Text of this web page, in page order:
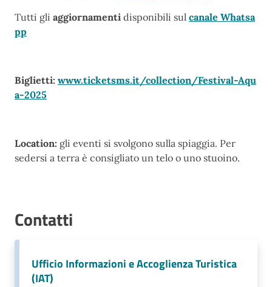
Tutti gli aggiornamenti disponibili sul canale Whatsa
pp
Biglietti: www.ticketsms.it/collection/Festival-Aqu
a-2025
Location: gli eventi si svolgono sulla spiaggia. Per
sedersi a terra è consigliato un telo o uno stuoino.
Contatti
Ufficio Informazioni e Accoglienza Turistica
(IAT)